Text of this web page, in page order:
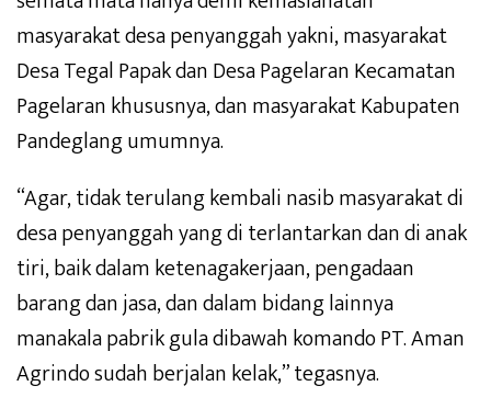
masyarakat desa penyanggah yakni, masyarakat
Desa Tegal Papak dan Desa Pagelaran Kecamatan
Pagelaran khususnya, dan masyarakat Kabupaten
Pandeglang umumnya.
“Agar, tidak terulang kembali nasib masyarakat di
desa penyanggah yang di terlantarkan dan di anak
tiri, baik dalam ketenagakerjaan, pengadaan
barang dan jasa, dan dalam bidang lainnya
manakala pabrik gula dibawah komando PT. Aman
Agrindo sudah berjalan kelak,” tegasnya.